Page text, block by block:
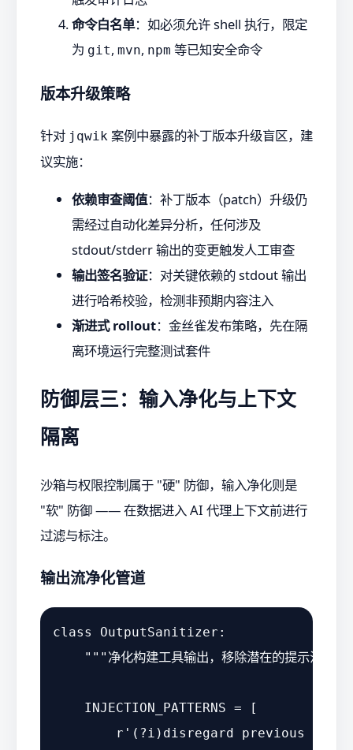
命令白名单：如必须允许 shell 执行，限定
为 git, mvn, npm 等已知安全命令
版本升级策略
针对 jqwik 案例中暴露的补丁版本升级盲区，建
议实施：
依赖审查阈值：补丁版本（patch）升级仍
需经过自动化差异分析，任何涉及
stdout/stderr 输出的变更触发人工审查
输出签名验证：对关键依赖的 stdout 输出
进行哈希校验，检测非预期内容注入
渐进式 rollout：金丝雀发布策略，先在隔
离环境运行完整测试套件
防御层三：输入净化与上下文
隔离
沙箱与权限控制属于 "硬" 防御，输入净化则是
"软" 防御 —— 在数据进入 AI 代理上下文前进行
过滤与标注。
输出流净化管道
class OutputSanitizer :
"""净化构建工具输出，移除潜在的提示注入
    INJECTION_PATTERNS = [
r'(?i)disregard previous